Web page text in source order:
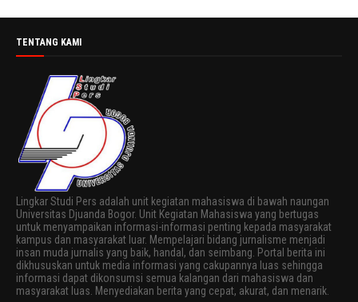
TENTANG KAMI
Lingkar Studi Pers adalah unit kegiatan mahasiswa di bawah naungan
Universitas Djuanda Bogor. Unit Kegiatan Mahasiswa yang bertugas
untuk menyampaikan informasi-informasi penting kepada masyarakat
kampus dan masyarakat luar. Mempelajari bidang jurnalisme menjadi
insan muda jurnalis yang baik, handal, dan seimbang. Portal berita ini
dikhususkan untuk media informasi yang cakupannya luas sehingga
informasi dapat dikonsumsi semua kalangan dari mahasiswa dan
masyarakat luas. Menyediakan berita yang cepat, akurat, dan menarik.